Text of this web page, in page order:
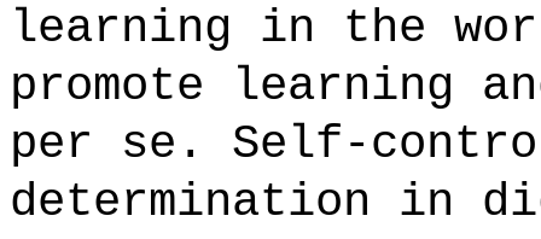
learning in the
promote learning
per se. Self-
determination in